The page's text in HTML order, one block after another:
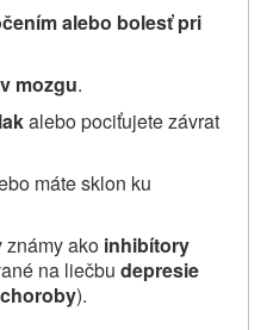
alebo bolesť pri
mozgu.
alebo pociťujete závrat
máte sklon ku
známy ako inhibítory
na liečbu depresie
).